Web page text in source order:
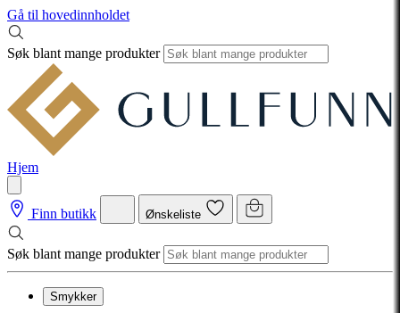
Gå til hovedinnholdet
Søk blant mange produkter
Hjem
Finn butikk Ønskeliste
Søk blant mange produkter
Smykker